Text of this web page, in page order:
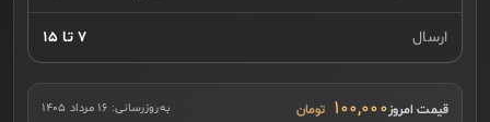
ارسال ۷ تا ۱۵
قیمت امروز۱۰۰,۰۰۰ به‌روزرسانی: ۱۶ مرداد ۱۴۰۵